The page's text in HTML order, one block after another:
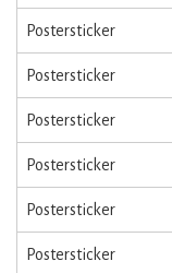
Postersticker
Postersticker
Postersticker
Postersticker
Postersticker
Postersticker